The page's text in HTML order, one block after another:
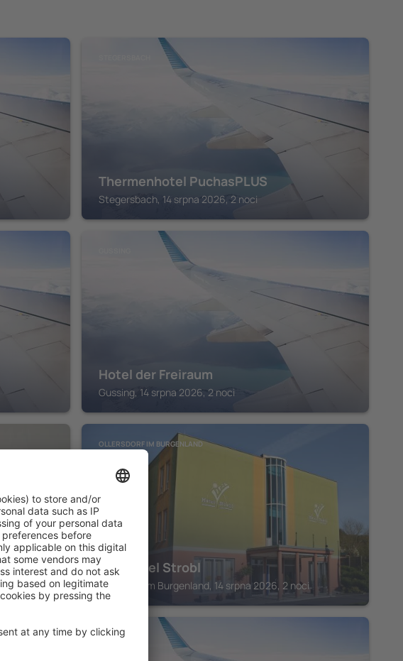
Thermenhotel PuchasPLUS
Stegersbach, 14 srpna 2026, 2 noci
Hotel der Freiraum
Gussing, 14 srpna 2026, 2 noci
OLLERSDORF IM BURGENLAND
Vitalhotel Strobl
Ollersdorf im Burgenland, 14 srpna 2026, 2 noci
TORONY